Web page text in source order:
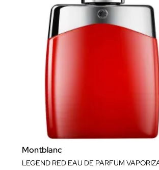
Montblanc
LEGEND RED EAU DE PARFUM